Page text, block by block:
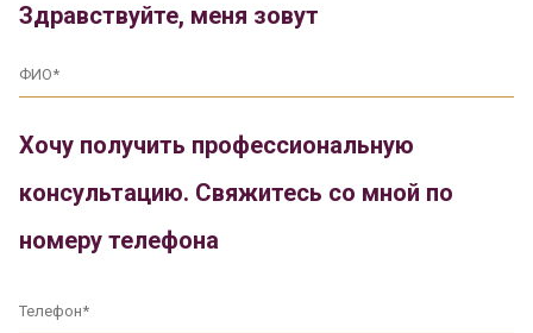
Здравствуйте, меня зовут
Хочу получить профессиональную
консультацию. Свяжитесь со мной по
номеру телефона